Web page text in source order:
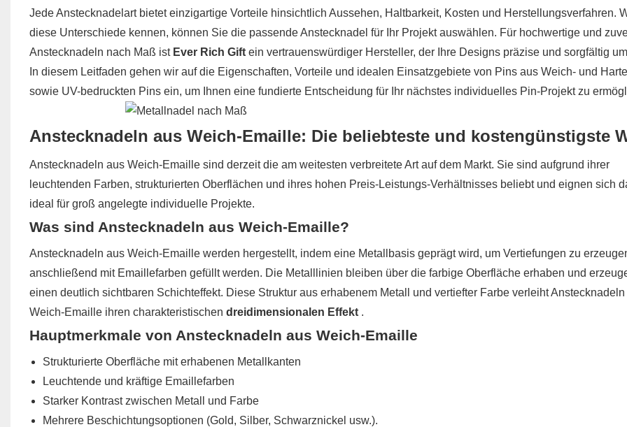
Jede Anstecknadelart bietet einzigartige Vorteile hinsichtlich Aussehen, Haltbarkeit, Kosten und Herstellungsverfahren.
diese Unterschiede kennen, können Sie die passende Anstecknadel für Ihr Projekt auswählen. Für hochwertige und
Anstecknadeln nach Maß ist Ever Rich Giftein vertrauenswürdiger Hersteller, der Ihre Designs präzise und sorgfältig
In diesem Leitfaden gehen wir auf die Eigenschaften, Vorteile und idealen Einsatzgebiete von Pins aus Weich- und
sowie UV-bedruckten Pins ein, um Ihnen eine fundierte Entscheidung für Ihr nächstes individuelles Pin-Projekt zu
Anstecknadeln aus Weich-Emaille: Die beliebteste und kostengünstigste
Anstecknadeln aus Weich-Emaille sind derzeit die am weitesten verbreitete Art auf dem Markt. Sie sind aufgrund ihrer
leuchtenden Farben, strukturierten Oberflächen und ihres hohen Preis-Leistungs-Verhältnisses beliebt und eignen sich
ideal für groß angelegte individuelle Projekte.
Was sind Anstecknadeln aus Weich-Emaille?
Anstecknadeln aus Weich-Emaille werden hergestellt, indem eine Metallbasis geprägt wird, um Vertiefungen zu
anschließend mit Emaillefarben gefüllt werden. Die Metalllinien bleiben über die farbige Oberfläche erhaben und
einen deutlich sichtbaren Schichteffekt. Diese Struktur aus erhabenem Metall und vertiefter Farbe verleiht Anstecknadeln
Weich-Emaille ihren charakteristischen dreidimensionalen Effekt.
Hauptmerkmale von Anstecknadeln aus Weich-Emaille
Strukturierte Oberfläche mit erhabenen Metallkanten
Leuchtende und kräftige Emaillefarben
Starker Kontrast zwischen Metall und Farbe
Mehrere Beschichtungsoptionen (Gold, Silber, Schwarznickel usw.).